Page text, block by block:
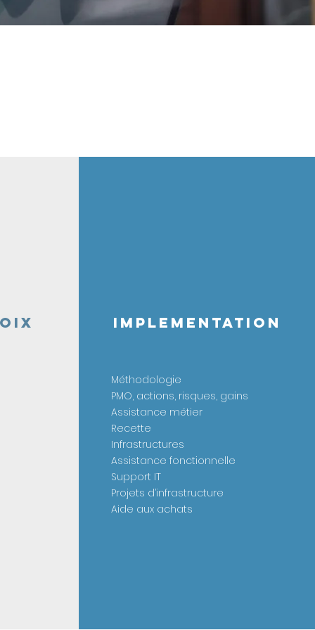
IMPLEMENTATION
Méthodologie
PMO, actions, risques, gains
Assistance métier
Recette
Infrastructures
Assistance fonctionnelle
Support IT
Projets d’infrastructure
Aide aux achats